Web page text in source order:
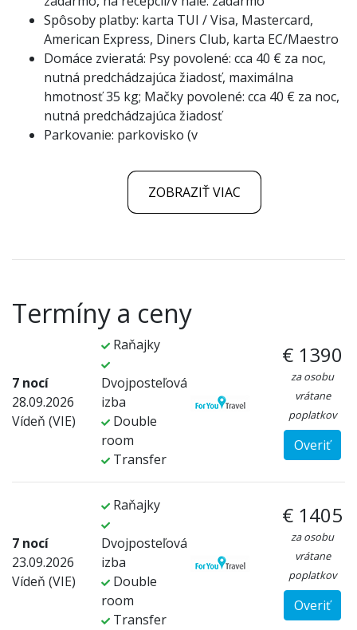
Spôsoby platby: karta TUI / Visa, Mastercard,
American Express, Diners Club, karta EC/Maestro
Domáce zvieratá: Psy povolené: cca 40 € za noc,
nutná predchádzajúca žiadosť, maximálna
hmotnosť 35 kg; Mačky povolené: cca 40 € za noc,
nutná predchádzajúca žiadosť
Parkovanie: parkovisko (v
ZOBRAZIŤ VIAC
Termíny a ceny
7 nocí
28.09.2026
Vídeň (VIE)
Raňajky
Dvojposteľová
izba
Double
room
Transfer
€ 1390
za osobu
vrátane
poplatkov
Overiť
7 nocí
23.09.2026
Vídeň (VIE)
Raňajky
Dvojposteľová
izba
Double
room
Transfer
€ 1405
za osobu
vrátane
poplatkov
Overiť